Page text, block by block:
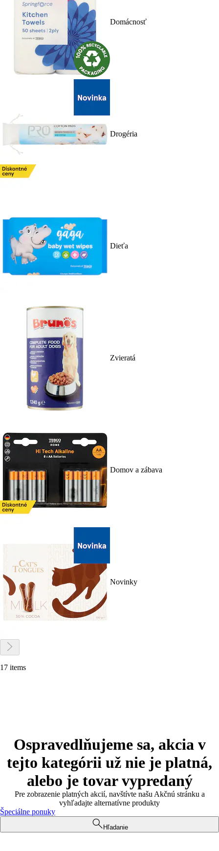
Domácnosť
Drogéria
Dieťa
Zvieratá
Domov a zábava
Novinky
17 items
Ospravedlňujeme sa, akcia v
tejto kategórii už nie je platná,
alebo je tovar vypredaný
Pre zobrazenie platných akcií, navštívte našu Akčnú stránku a
vyhľadajte alternatívne produkty
Špeciálne ponuky
Hľadanie